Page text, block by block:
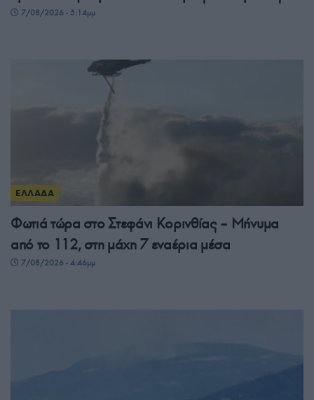
7/08/2026 - 5:14μμ
ΕΛΛΑΔΑ
Φωτιά τώρα στο Στεφάνι Κορινθίας – Μήνυμα
από το 112, στη μάχη 7 εναέρια μέσα
7/08/2026 - 4:46μμ